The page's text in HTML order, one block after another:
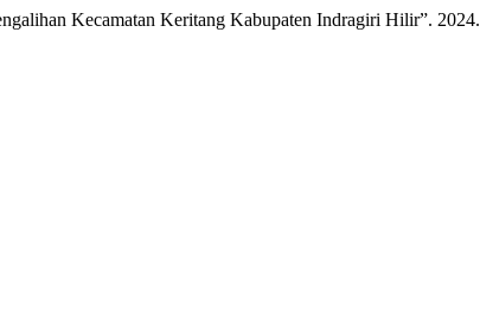
Kecamatan Keritang Kabupaten Indragiri Hilir”. 2024.